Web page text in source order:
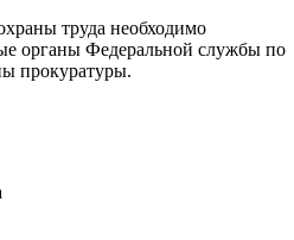
труда необходимо
органы Федеральной службы по
прокуратуры.
города